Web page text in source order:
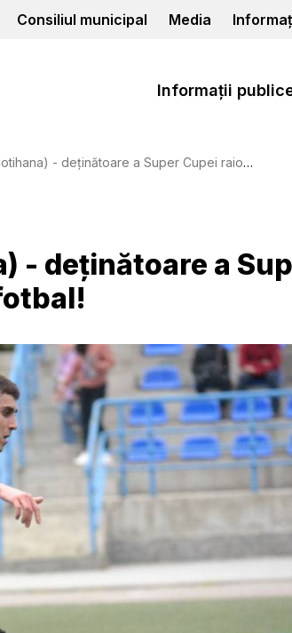
Consiliul municipal Media
Informații
- deţinătoare a Super Cupei raionului Cahul la fotbal!
- deţinătoare a